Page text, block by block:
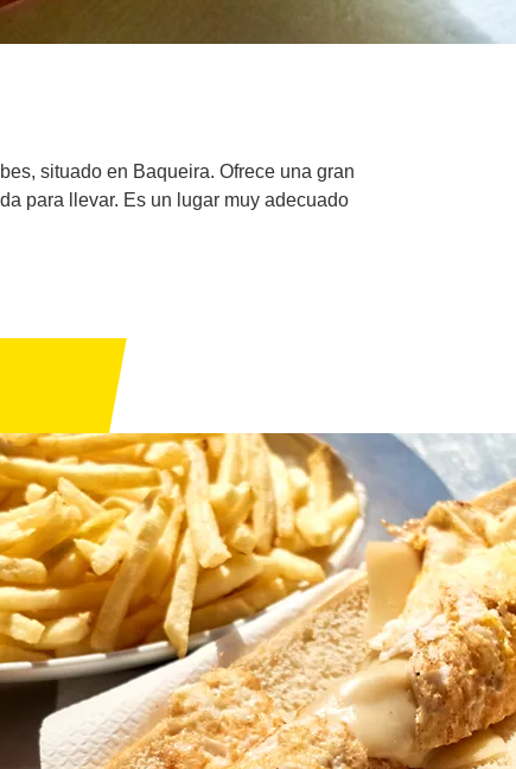
situado en Baqueira. Ofrece una gran
para llevar. Es un lugar muy adecuado